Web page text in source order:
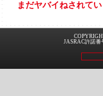
まだヤバイねされてい
JASRAC許諾